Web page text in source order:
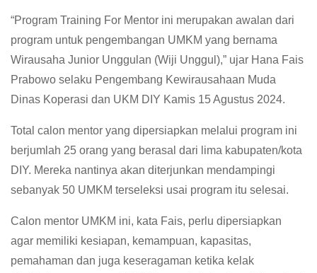
“Program Training For Mentor ini merupakan awalan dari
program untuk pengembangan UMKM yang bernama
Wirausaha Junior Unggulan (Wiji Unggul),” ujar Hana Fais
Prabowo selaku Pengembang Kewirausahaan Muda
Dinas Koperasi dan UKM DIY Kamis 15 Agustus 2024.
Total calon mentor yang dipersiapkan melalui program ini
berjumlah 25 orang yang berasal dari lima kabupaten/kota
DIY. Mereka nantinya akan diterjunkan mendampingi
sebanyak 50 UMKM terseleksi usai program itu selesai.
Calon mentor UMKM ini, kata Fais, perlu dipersiapkan
agar memiliki kesiapan, kemampuan, kapasitas,
pemahaman dan juga keseragaman ketika kelak